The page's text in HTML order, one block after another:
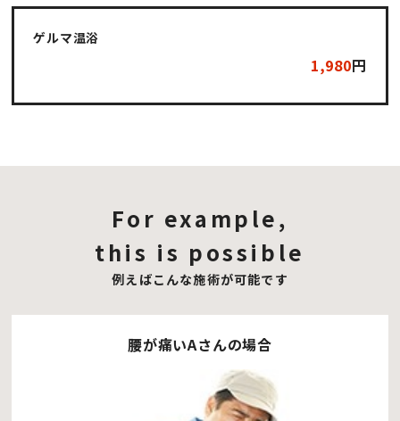
ゲルマ温浴
1,980円
For example,
this is possible
例えばこんな施術が可能です
腰が痛いAさんの場合